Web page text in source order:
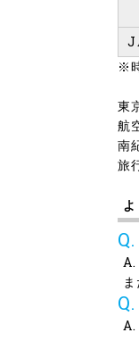
※
東
航
南
旅